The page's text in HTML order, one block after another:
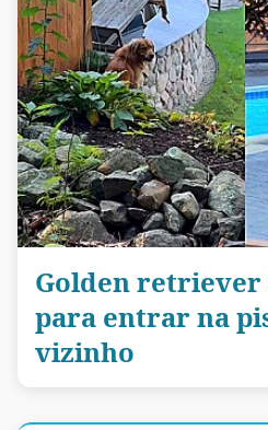
Golden
para entrar na
vizinho